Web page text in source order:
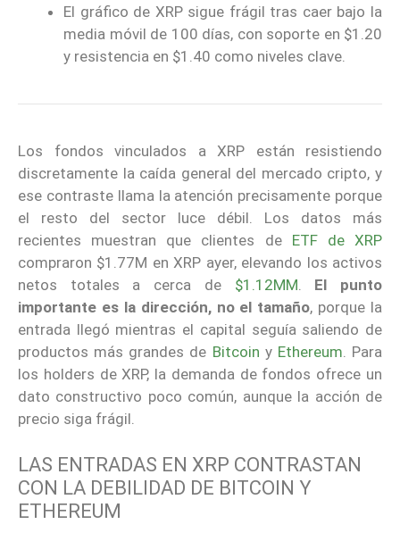
El gráfico de XRP sigue frágil tras caer bajo la
media móvil de 100 días, con soporte en $1.20
y resistencia en $1.40 como niveles clave.
Los fondos vinculados a XRP están resistiendo
discretamente la caída general del mercado cripto, y
ese contraste llama la atención precisamente porque
el resto del sector luce débil. Los datos más
recientes muestran que clientes de ETF de XRP
compraron $1.77M en XRP ayer, elevando los activos
netos totales a cerca de $1.12MM. El punto
importante es la dirección, no el tamaño, porque la
entrada llegó mientras el capital seguía saliendo de
productos más grandes de Bitcoin y Ethereum. Para
los holders de XRP, la demanda de fondos ofrece un
dato constructivo poco común, aunque la acción de
precio siga frágil.
LAS ENTRADAS EN XRP CONTRASTAN
CON LA DEBILIDAD DE BITCOIN Y
ETHEREUM